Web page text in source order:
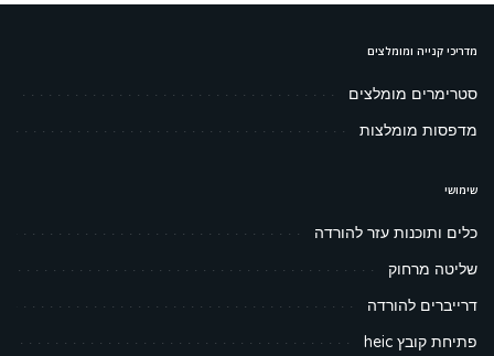
מדריכי קנייה ומומלצים
סטרימרים מומלצים
מדפסות מומלצות
שימושי
כלים ותוכנות עזר להורדה
שליטה מרחוק
דרייברים להורדה
פתיחת קובץ heic